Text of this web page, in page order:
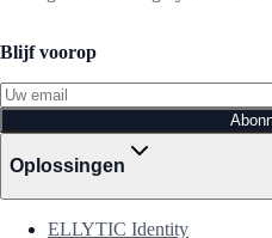
Blijf voorop
Oplossingen
ELLYTIC Identity